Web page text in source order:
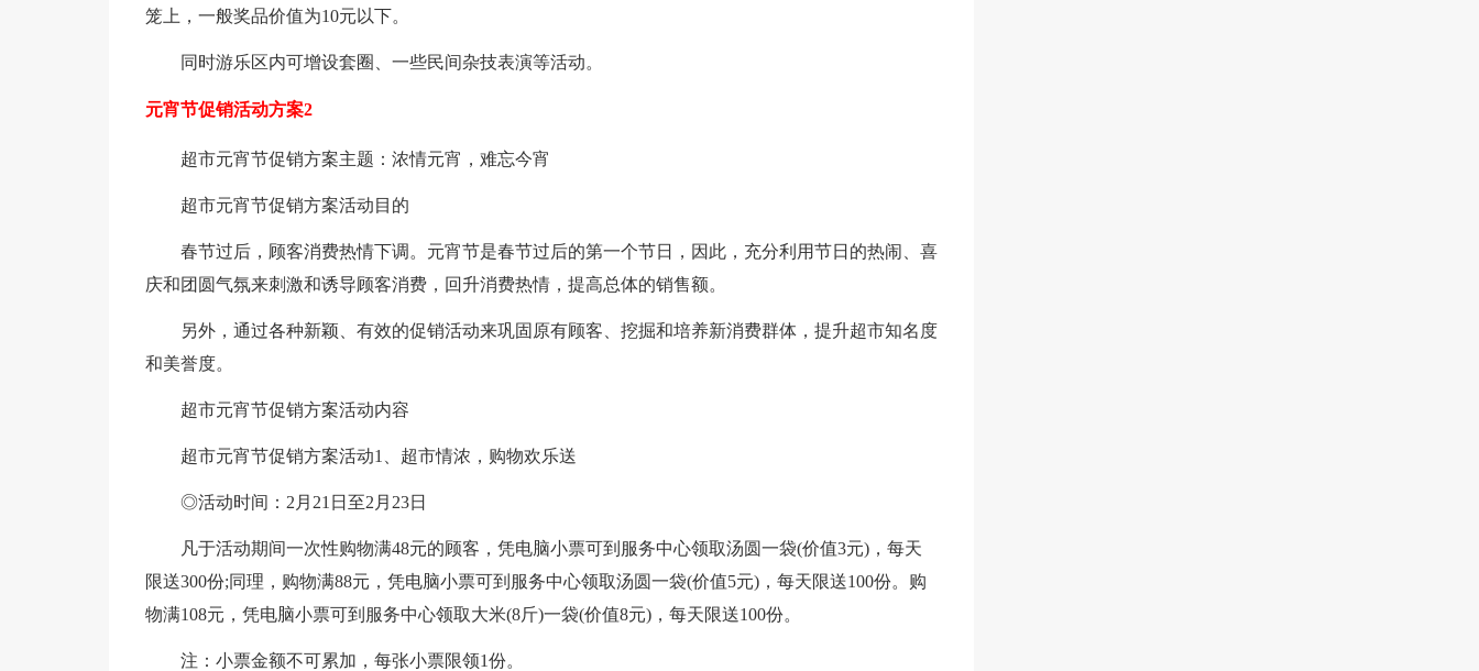
笼上，一般奖品价值为10元以下。
同时游乐区内可增设套圈、一些民间杂技表演等活动。
元宵节促销活动方案2
超市元宵节促销方案主题：浓情元宵，难忘今宵
超市元宵节促销方案活动目的
春节过后，顾客消费热情下调。元宵节是春节过后的第一个节日，因此，充分利用节日的热闹、喜
庆和团圆气氛来刺激和诱导顾客消费，回升消费热情，提高总体的销售额。
另外，通过各种新颖、有效的促销活动来巩固原有顾客、挖掘和培养新消费群体，提升超市知名度
和美誉度。
超市元宵节促销方案活动内容
超市元宵节促销方案活动1、超市情浓，购物欢乐送
◎活动时间：2月21日至2月23日
凡于活动期间一次性购物满48元的顾客，凭电脑小票可到服务中心领取汤圆一袋(价值3元)，每天
限送300份;同理，购物满88元，凭电脑小票可到服务中心领取汤圆一袋(价值5元)，每天限送100份。购
物满108元，凭电脑小票可到服务中心领取大米(8斤)一袋(价值8元)，每天限送100份。
注：小票金额不可累加，每张小票限领1份。